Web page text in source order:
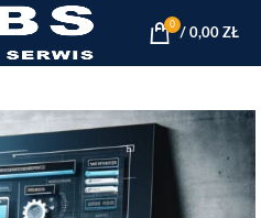
0
/ 0,00 ZŁ